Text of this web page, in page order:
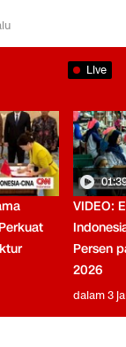
Live
VIDEO:
Persen
2026
dalam 3